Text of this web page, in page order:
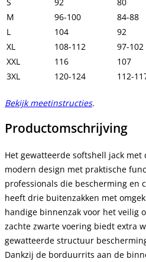
M
96-100 84-88
L
104 92
XL
108-112 97-102
XXL
116 107
3XL
120-124 112-
Bekijk meetinstructies.
Productomschrijving
Het gewatteerde softshell jack
modern design met praktische
professionals die bescherming en
heeft drie buitenzakken met
handige binnenzak voor het veilig
zachte zwarte voering biedt extra
gewatteerde structuur
Dankzij de borduurrits aan de